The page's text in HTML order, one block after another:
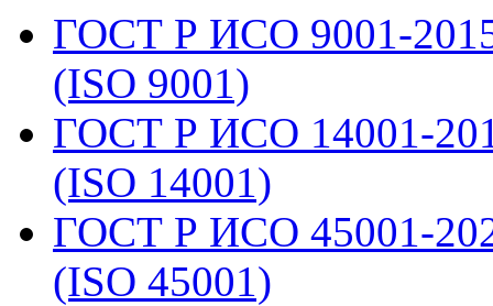
ГОСТ Р ИСО 9001-
(ISO 9001)
ГОСТ Р ИСО 14001-
(ISO 14001)
ГОСТ Р ИСО 45001-
(ISO 45001)